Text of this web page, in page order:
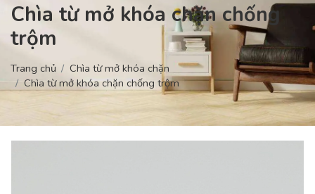
Chìa từ mở khóa chặn chống
trộm
Trang chủ
Chìa từ mở khóa chặn
Chìa từ mở khóa chặn chống trộm